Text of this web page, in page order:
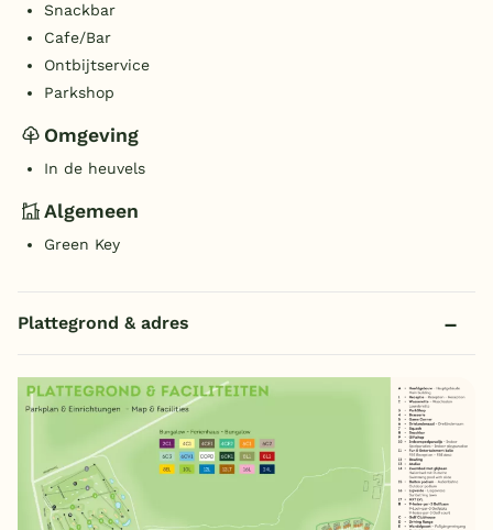
Snackbar
Cafe/Bar
Ontbijtservice
Parkshop
Omgeving
In de heuvels
Algemeen
Green Key
Plattegrond & adres